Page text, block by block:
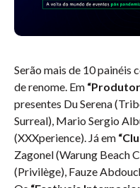
Serão mais de 10 painéis
de renome. Em
presentes Du Serena
Surreal), Mario Sergio
(XXXperience). Já em
Zagonel (Warung Beach
(Privilège), Fauze